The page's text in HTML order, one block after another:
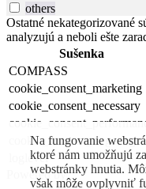
Na fungovanie
ktoré nám umožňujú
webstránky hnutia.
však môže ovplyvniť
others
Ostatné nekategorizované
analyzujú a neboli ešte
Sušenka
COMPASS
cookie_consent_marketing
cookie_consent_necessary
cookie_consent_targeting
loglevel
Powered by